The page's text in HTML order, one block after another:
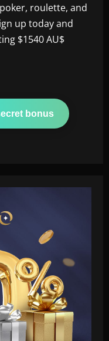
roulette, and
up today and
$1540 AU$
bonus